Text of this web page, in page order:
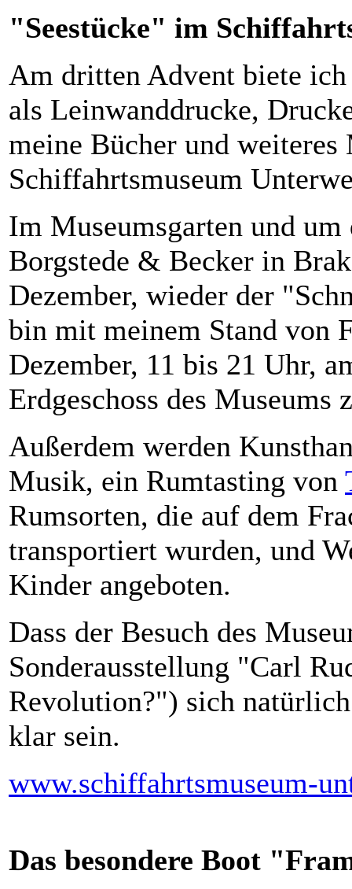
"Seestücke" im
Am dritten Advent biete
als Leinwanddrucke,
meine Bücher und
Schiffahrtsmuseum
Im Museumsgarten und
Borgstede & Becker in
Dezember, wieder der
bin mit meinem Stand von
Dezember, 11 bis 21 Uhr,
Erdgeschoss des Museums
Außerdem werden
Musik, ein Rumtasting von
Rumsorten, die auf dem
transportiert wurden, und
Kinder angeboten.
Dass der Besuch des
Sonderausstellung "Carl
Revolution?") sich
klar sein.
www.schiffahrtsmuseum-
Das besondere Boot